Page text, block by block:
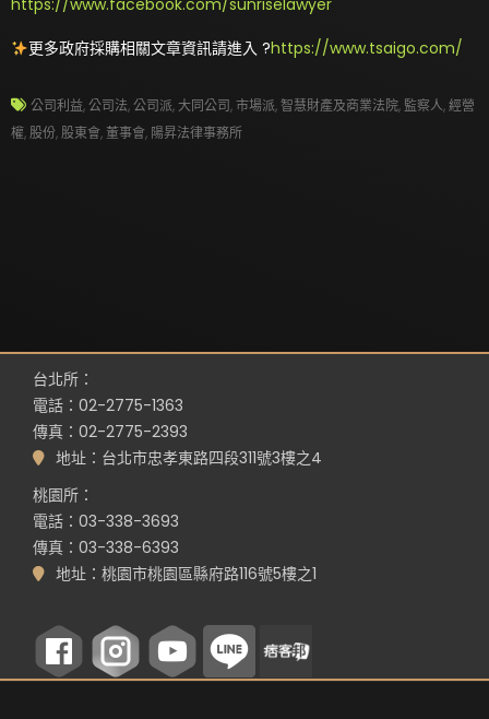
https://www.facebook.com/sunriselawyer
更多政府採購相關文章資訊請進入 ?https://www.tsaigo.com/
公司利益,公司法,公司派, 大同公司,市場派,智慧財產及商業法院,監察人,經營
權,股份,股東會,董事會, 陽昇法律事務所
台北所：
電話：02-2775-1363
傳真：02-2775-2393
地址：台北市忠孝東路四段311號3樓之4
桃園所：
電話：03-338-3693
傳真：03-338-6393
地址：桃園市桃園區縣府路116號5樓之1